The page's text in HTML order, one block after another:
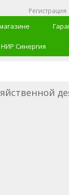
Регистрация
Синергия